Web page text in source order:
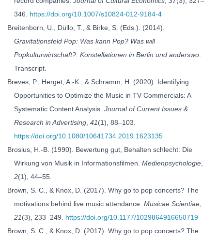
346. https://doi.org/10.1007/s10824-012-9184-4
Breitenborn, U., Düllo, T., & Birke, S. (Eds.). (2014).
Gravitationsfeld Pop: Was kann Pop? Was will
Popkulturwirtschaft?: Konstellationen in Berlin und anderswo
Transcript.
Breves, P., Herget, A.-K., & Schramm, H. (2020). Identifying
Opportunities to Optimize the Music in TV Commercials: A
Systematic Content Analysis. Journal of Current Issues &
Research in Advertising 41(1), 88–103.
https://doi.org/10.1080/10641734.2019.1623135
Brosius, H.-B. (1990). Bewertung gut, Behalten schlecht: Die
Wirkung von Musik in Informationsfilmen. Medienpsychologie
2(1), 44–55.
Brown, S. C., & Knox, D. (2017). Why go to pop concerts? The
motivations behind live music attendance. Musicae Scientiae
21(3), 233–249. https://doi.org/10.1177/1029864916650719
Brown, S. C., & Knox, D. (2017). Why go to pop concerts? The